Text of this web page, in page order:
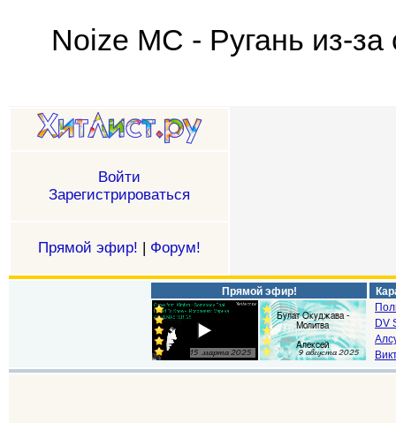
Noize MC - Ругань из-
Войти
Зарегистрироваться
Прямой эфир! | Форум!
Прямой эфир!
DV